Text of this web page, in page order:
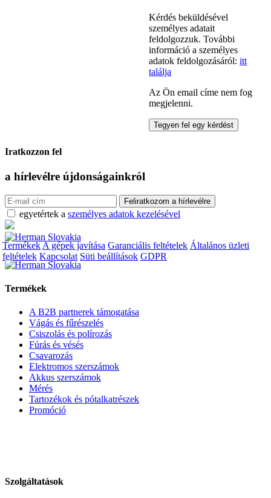
Kérdés beküldésével
személyes adatait
feldolgozzuk. További
információ a személyes
adatok feldolgozásáról:itt
találja
Az Ön email címe nem fog
megjelenni.
Iratkozzon fel
a hírlevélre újdonságainkról
egyetértek a személyes adatok kezelésével
Termékek A gépek javítása Garanciális feltételek Általános üzleti
feltételek Kapcsolat Süti beállítások GDPR
Termékek
A B2B partnerek támogatása
Vágás és fűrészelés
Csiszolás és polírozás
Fúrás és vésés
Csavarozás
Elektromos szerszámok
Akkus szerszámok
Mérés
Tartozékok és pótalkatrészek
Promóció
Szolgáltatások